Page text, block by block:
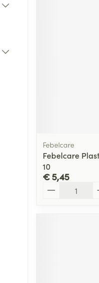
Febelcare
Febelcare
10
€ 5,45